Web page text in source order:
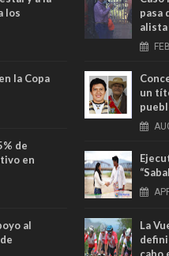
los
la Copa
de
en
al
pasa
FEB
un
La